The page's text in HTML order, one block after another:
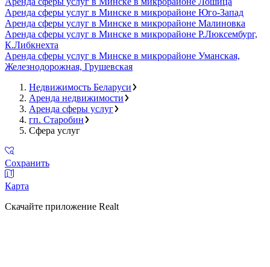
Аренда сферы услуг в Минске в микрорайоне Юго-Запад
Аренда сферы услуг в Минске в микрорайоне Малиновка
Аренда сферы услуг в Минске в микрорайоне Р.Люксембург,
К.Либкнехта
Аренда сферы услуг в Минске в микрорайоне Уманская,
Железнодорожная, Грушевская
Недвижимость Беларуси
Аренда недвижимости
Аренда сферы услуг
гп. Старобин
Сфера услуг
Сохранить
Карта
Скачайте приложение Realt